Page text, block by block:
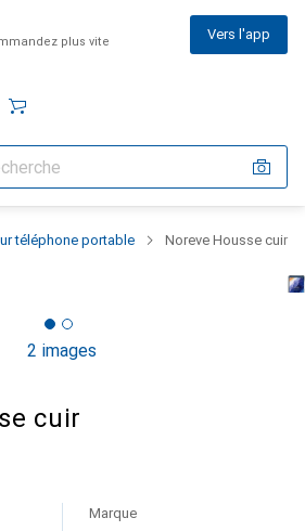
plus vite Vers l'app
téléphone portable Noreve Housse cuir
2 images
cuir
Marque